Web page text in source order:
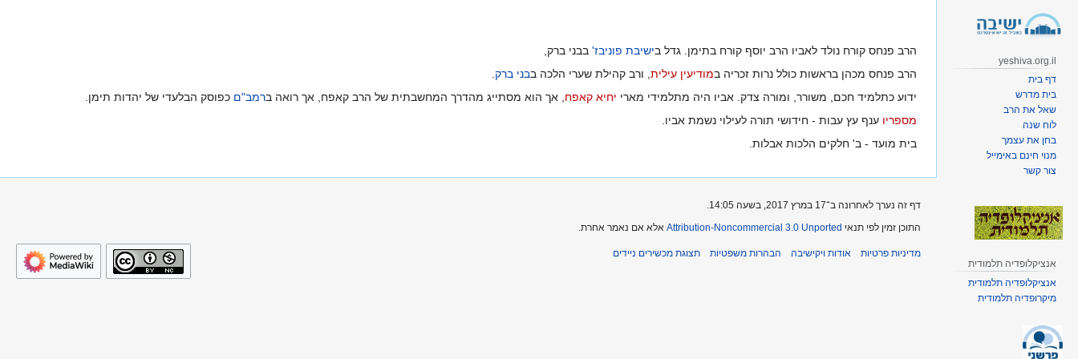
הרב פנחס קורח נולד לאביו הרב יוסף קורח בתימן. גדל בישיבת פוניבז' בבני ברק,
הרב פנחס מכהן בראשות כולל נרות זכריה במודיעין עילית, ורב קהילת שערי הלכה בבני ברק.
ידוע כתלמיד חכם, משורר, ומורה צדק. אביו היה מתלמידי מארי יחיא קאפח, אך הוא מסתייג מהדרך המחשבתית של הרב קאפח, אך רואה ברמב"ם כפוסק הבלעדי של יהדות תימן.
מספריו ענף עץ עבות - חידושי תורה לעילוי נשמת אביו.
בית מועד - ב' חלקים הלכות אבלות.
yeshiva.org.il
דף בית
בית מדרש
שאל את הרב
לוח שנה
בחן את עצמך
מנוי חינם באימייל
צור קשר
אנציקלופדיה תלמודית
אנציקלופדיה תלמודית
מיקרופדיה תלמודית
דף זה נערך לאחרונה ב־17 במרץ 2017, בשעה 14:05.
התוכן זמין לפי תנאי Attribution-Noncommercial 3.0 Unported אלא אם נאמר אחרת.
מדיניות פרטיות אודות ויקישיבה הבהרות משפטיות תצוגת מכשירים ניידים